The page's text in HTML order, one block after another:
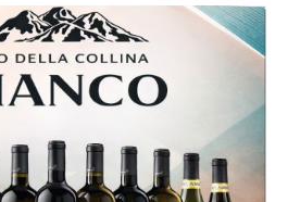
-Anúncio-